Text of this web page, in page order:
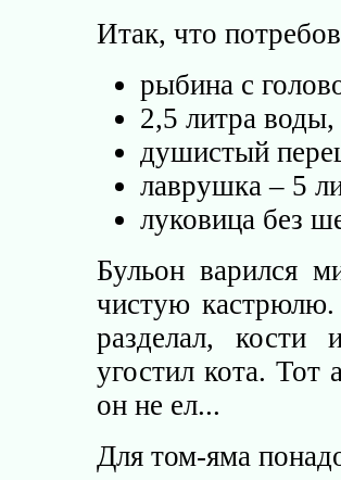
Итак, что
рыбина с
2,5 литра воды,
душистый
лаврушка – 5
луковица без
Бульон варился
чистую кастрюлю.
разделал, кости
угостил кота. Тот
он не ел...
Для том-яма